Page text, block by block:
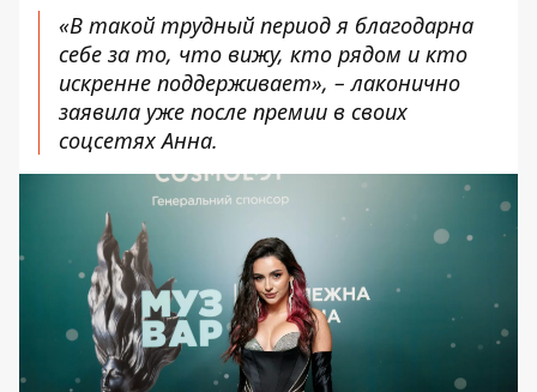
«В такой трудный период я ​​благодарна
себе за то, что вижу, кто рядом и кто
искренне поддерживает», – лаконично
заявила уже после премии в своих
соцсетях Анна.